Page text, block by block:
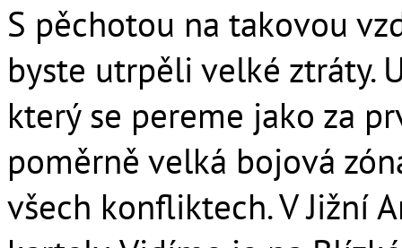
S pěchotou na takovou
byste utrpěli velké ztráty.
který se pereme jako za
poměrně velká bojová
všech konfliktech. V Jižní